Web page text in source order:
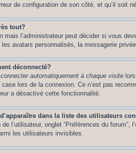
de configuration de son côté, et qu’il soit
tout?
mais l’administrateur peut décider si vous
avatars personnalisés, la messagerie
déconnecté?
automatiquement à chaque visite
lors de la connexion. Ce n’est pas
a désactivé cette fonctionnalité.
dans la liste des utilisateurs
l’utilisateur, onglet “Préférences du forum”,
les utilisateurs invisibles.